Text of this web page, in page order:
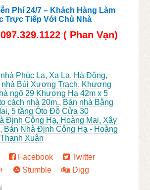
Phí 24/7 – Khách Hàng Làm
Trực Tiếp Với Chủ Nhà
( Phan Vạn)
Phúc La, Xa La, Hà Đông,
nhà Bùi Xương Trạch, Khương
ngõ 29 Khương Hạ 42m x 5
cách nhà 20m., Bán nhà Bằng
5 tầng Ôto Đỗ Cửa 30
Định Công Hạ, Hoàng Mai, Xây
, Bán Nhà Định Công Hạ - Hoàng
Xuân
Facebook
Twitter
Stumble Digg